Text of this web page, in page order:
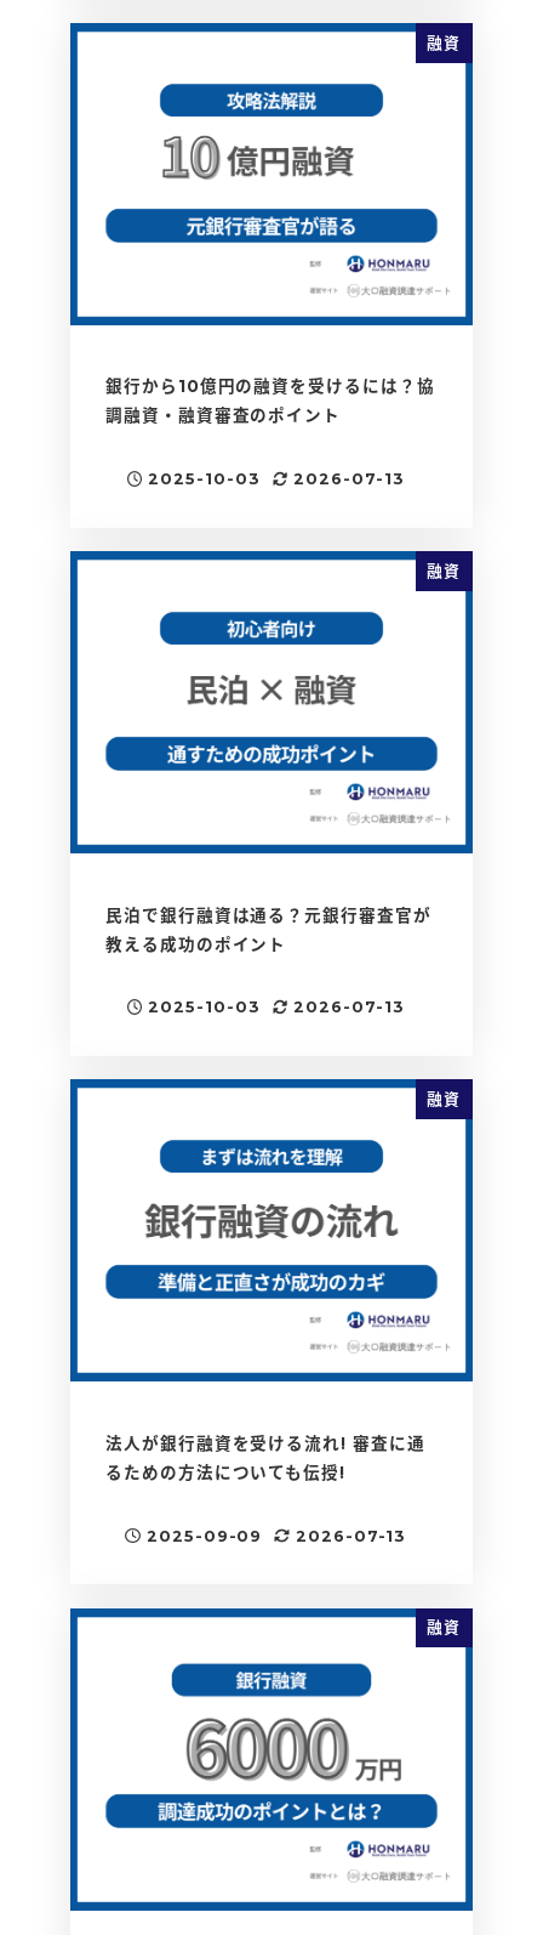
融資
銀行から10億円の融資を受けるには？協
調融資・融資審査のポイント
投稿日
2025-10-03
更新日
2026-07-13
融資
民泊で銀行融資は通る？元銀行審査官が
教える成功のポイント
投稿日
2025-10-03
更新日
2026-07-13
融資
法人が銀行融資を受ける流れ! 審査に通
るための方法についても伝授!
投稿日
2025-09-09
更新日
2026-07-13
融資